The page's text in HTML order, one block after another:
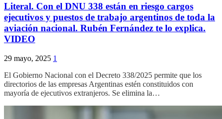
Literal. Con el DNU 338 están en riesgo cargos
ejecutivos y puestos de trabajo argentinos de toda la
aviación nacional. Rubén Fernández te lo explica.
VIDEO
29 mayo, 2025 1
El Gobierno Nacional con el Decreto 338/2025 permite que los
directorios de las empresas Argentinas estén constituidos con
mayoría de ejecutivos extranjeros. Se elimina la…